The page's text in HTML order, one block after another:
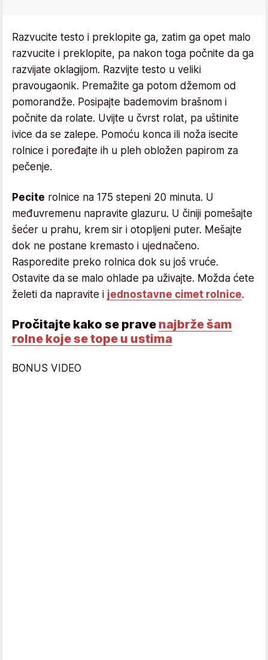
Razvucite testo i preklopite ga, zatim ga opet malo
razvucite i preklopite, pa nakon toga počnite da ga
razvijate oklagijom. Razvijte testo u veliki
pravougaonik. Premažite ga potom džemom od
pomorandže. Posipajte bademovim brašnom i
počnite da rolate. Uvijte u čvrst rolat, pa uštinite
ivice da se zalepe. Pomoću konca ili noža isecite
rolnice i poređajte ih u pleh obložen papirom za
pečenje.
Pecite rolnice na 175 stepeni 20 minuta. U
međuvremenu napravite glazuru. U činiji pomešajte
šećer u prahu, krem sir i otopljeni puter. Mešajte
dok ne postane kremasto i ujednačeno.
Rasporedite preko rolnica dok su još vruće.
Ostavite da se malo ohlade pa uživajte. Možda ćete
želeti da napravite i jednostavne cimet rolnice.
Pročitajte kako se prave najbrže šam
rolne koje se tope u ustima
BONUS VIDEO